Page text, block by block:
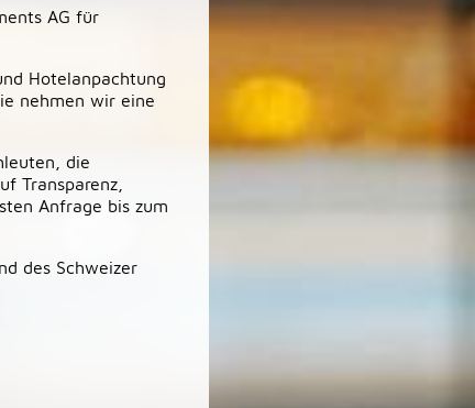
AG für
Hotelanpachtung
nehmen wir eine
die
Transparenz,
Anfrage bis zum
des Schweizer